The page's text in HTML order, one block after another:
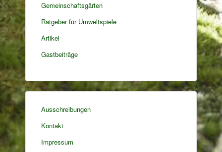
Gemeinschaftsgärten
Ratgeber für Umweltspiele
Artikel
Gastbeiträge
Ausschreibungen
Kontakt
Impressum